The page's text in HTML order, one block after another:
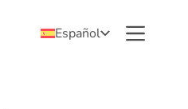
Español